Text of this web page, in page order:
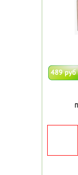
489 руб